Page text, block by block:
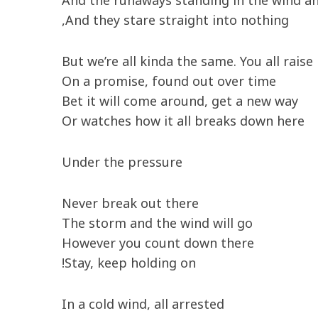
And they stare straight into nothing,
But we’re all kinda the same. You all raise
On a promise, found out over time
Bet it will come around, get a new way
Or watches how it all breaks down here
Under the pressure
Never break out there
The storm and the wind will go
However you count down there
Stay, keep holding on!
In a cold wind, all arrested